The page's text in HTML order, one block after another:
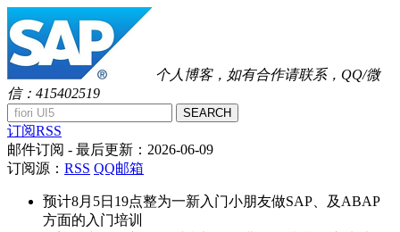
个人博客，如有合作请联系，QQ/微
信：415402519
SEARCH
订阅RSS
邮件订阅 - 最后更新： 2026-06-09
订阅源： RSS QQ邮箱
预计8月5日19点整为一新入门小朋友做SAP、及ABAP
方面的入门培训